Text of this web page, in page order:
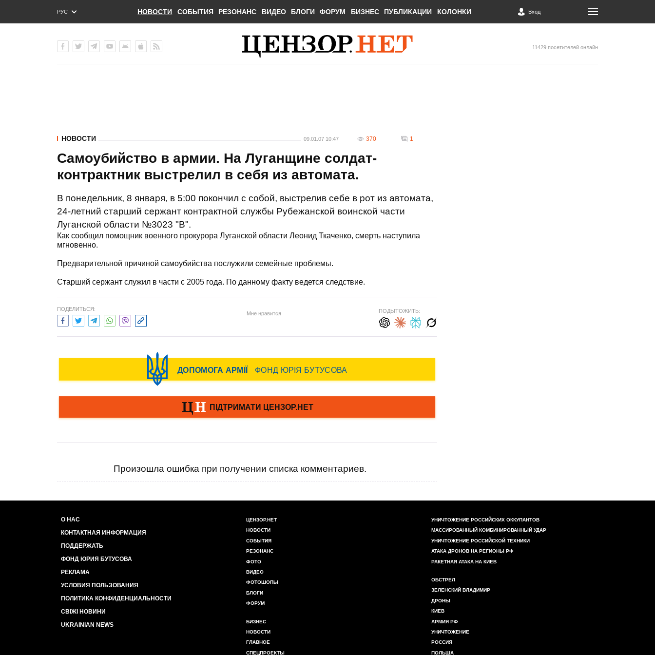
РУС
ENG
НОВОСТИ СОБЫТИЯ РЕЗОНАНС ВИДЕО БЛОГИ ФОРУМ БИЗНЕС ПУБЛИКАЦИИ КОЛОНКИ Вход
11429 посетителей онлайн
НОВОСТИ 09.01.07 10:47 370 1
Самоубийство в армии. На Луганщине солдат-
контрактник выстрелил в себя из автомата.
В понедельник, 8 января, в 5:00 покончил с собой, выстрелив себе в рот из автомата,
24-летний старший сержант контрактной службы Рубежанской воинской части
Луганской области №3023 "В".
Как сообщил помощник военного прокурора Луганской области Леонид Ткаченко, смерть наступила
мгновенно.
Предварительной причиной самоубийства послужили семейные проблемы.
Старший сержант служил в части с 2005 года. По данному факту ведется следствие.
ПОДЕЛИТЬСЯ:
Мне нравится ПОДЫТОЖИТЬ:
Произошла ошибка при получении списка комментариев.
О НАС
КОНТАКТНАЯ ИНФОРМАЦИЯ
ПОДДЕРЖАТЬ
ФОНД ЮРИЯ БУТУСОВА
РЕКЛАМА
УСЛОВИЯ ПОЛЬЗОВАНИЯ
ПОЛИТИКА КОНФИДЕНЦИАЛЬНОСТИ
СВІЖІ НОВИНИ
UKRAINIAN NEWS
ЦЕНЗОР.НЕТ
НОВОСТИ
СОБЫТИЯ
РЕЗОНАНС
ФОТО
ВИДЕО
ФОТОШОПЫ
БЛОГИ
ФОРУМ
БИЗНЕС
НОВОСТИ
ГЛАВНОЕ
СПЕЦПРОЕКТЫ
УНИЧТОЖЕНИЕ РОССИЙСКИХ ОККУПАНТОВ
МАССИРОВАННЫЙ КОМБИНИРОВАННЫЙ УДАР
УНИЧТОЖЕНИЕ РОССИЙСКОЙ ТЕХНИКИ
АТАКА ДРОНОВ НА РЕГИОНЫ РФ
РАКЕТНАЯ АТАКА НА КИЕВ
ОБСТРЕЛ
ЗЕЛЕНСКИЙ ВЛАДИМИР
ДРОНЫ
КИЕВ
АРМИЯ РФ
УНИЧТОЖЕНИЕ
РОССИЯ
ПОЛЬША